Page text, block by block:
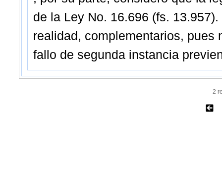
de la Ley No. 16.696 (fs.
realidad, complementarios, pues
fallo de segunda instancia
2